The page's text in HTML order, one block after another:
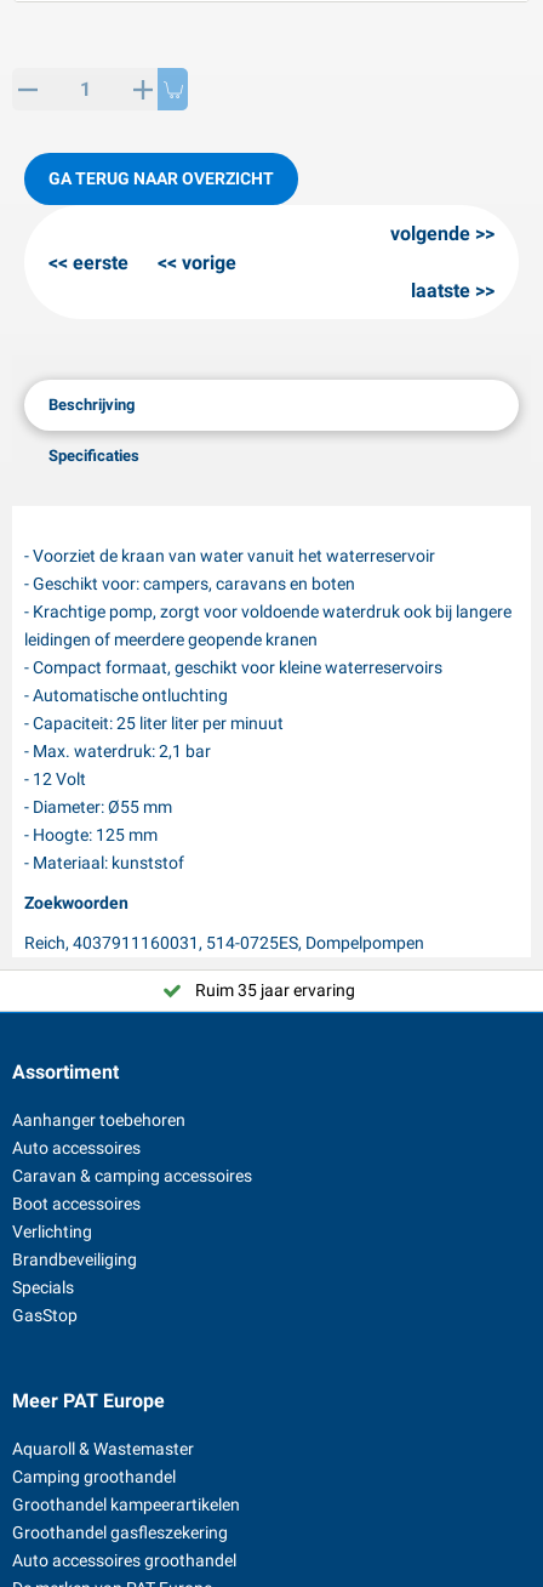
KO artikelen
GA TERUG NAAR OVERZICHT
eerste vorige
volgende
laatste
Beschrijving
Specificaties
- Voorziet de kraan van water vanuit het waterreservoir
- Geschikt voor: campers, caravans en boten
- Krachtige pomp, zorgt voor voldoende waterdruk ook bij langere
leidingen of meerdere geopende kranen
- Compact formaat, geschikt voor kleine waterreservoirs
- Automatische ontluchting
- Capaciteit: 25 liter liter per minuut
- Max. waterdruk: 2,1 bar
- 12 Volt
- Diameter: Ø55 mm
- Hoogte: 125 mm
- Materiaal: kunststof
Zoekwoorden
Reich, 4037911160031, 514-0725ES, Dompelpompen
Ruim 35 jaar ervaring
Assortiment
Aanhanger toebehoren
Auto accessoires
Caravan & camping accessoires
Boot accessoires
Verlichting
Brandbeveiliging
Specials
GasStop
Meer PAT Europe
Aquaroll & Wastemaster
Camping groothandel
Groothandel kampeerartikelen
Groothandel gasfleszekering
Auto accessoires groothandel